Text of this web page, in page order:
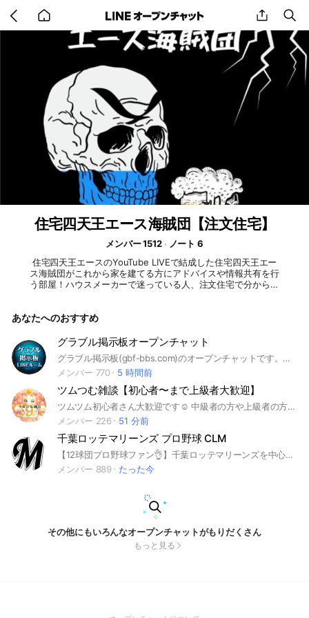
back
to
home
share
住宅四天王エース海賊団【注文住宅】
メンバー 1512
ノート 6
住宅四天王エースのYouTube LIVEで結成した住宅四天王エー
ス海賊団がこれから家を建てる方にアドバイスや情報共有を行
う部屋！ハウスメーカーで迷っている人、注文住宅で分からな
あなたへのおすすめ
グラブル掲示板オープンチャット
グラブル掲示板(gbf-bbs.com)のオープンチャットです。団員募集や編成談義、グラブルに関する雑談など、一緒にグラブルを盛り上げて行きましょう
メンバー 770
5 時間前
ツムつむ雑談【初心者〜まで上級者大歓迎】
ツムツム初心者さん大歓迎です☺️ 中級者の方や上級者の方も待ってます ハート交換は全てのオプでできません❌ 誰でも気軽に入ってください☺️ みんな、優しくアドバイスしてくれます初心者が多いいので上級者の人も入ってくれると嬉しいです。 分からないことがあったら気軽に聞いてね！ ガチャの報告や倍率の報告もぜひぜひ！ 🏆🥇第1回OC対抗戦優勝🏅🏆 #ツムツム#つむつむ#雑談#ゲーム#LINEゲーム#新ツム#攻略#ディズニーツムツム#イベント#ハート#初心者コイン稼ぎ#パズルゲーム#最新情報#検索上位#LINE#雑談#ゲーム雑談#スターウォーズ#ツイステ#マーベル#ピクサー#コイン#モチベ#モチベup#ツムツム好き＃つむツム
メンバー 226
51 分前
千葉ロッテマリーンズ プロ野球 CLM
【12球団プロ野球ファン👌】千葉ロッテマリーンズを中心にプロ野球、他野球関係の話題なら何でもどうぞ！お気軽にご参加ください！！コアな情報も求む！！！
メンバー 889
たった今
その他にもいろんなオープンチャットがもりだくさん
もっと見る